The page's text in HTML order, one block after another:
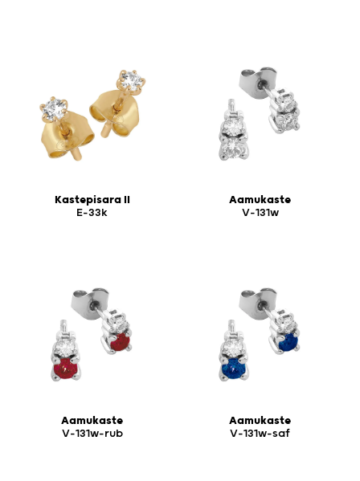
Kastepisara II
E-33k
Aamukaste
V-131w
Aamukaste
V-131w-rub
Aamukaste
V-131w-saf